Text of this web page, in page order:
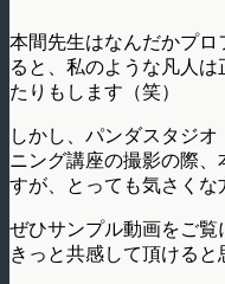
本間先生はなんだかプ
ると、私のような凡人
たりもします（笑）
しかし、パンダスタジオ
ニング講座の撮影の際
すが、とっても気さくな
ぜひサンプル動画をご覧
きっと共感して頂けると